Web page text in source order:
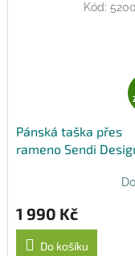
Pánská taška přes
rameno Sendi
1 990 Kč
Do košíku
Kód: